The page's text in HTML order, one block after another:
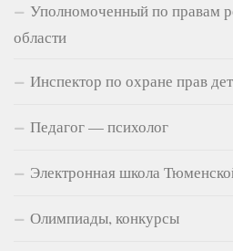
Уполномоченный по правам
области
Инспектор по охране прав
Педагог — психолог
Электронная школа
Олимпиады, конкурсы